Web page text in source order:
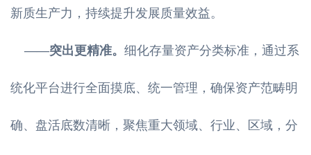
新质生产力，持续提升发展质量效益。
——突出更精准。 细化存量资产分类标准，通过系
统化平台进行全面摸底、统一管理，确保资产范畴明
确、盘活底数清晰，聚焦重大领域、行业、区域，分